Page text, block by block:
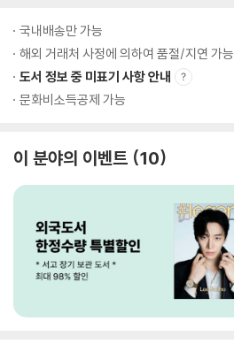
국내배송만 가능
해외 거래처 사정에 의하여 품절/지연 가능
도서 정보 중 미표기 사항 안내
문화비소득공제 가능
이 분야의 이벤트 10